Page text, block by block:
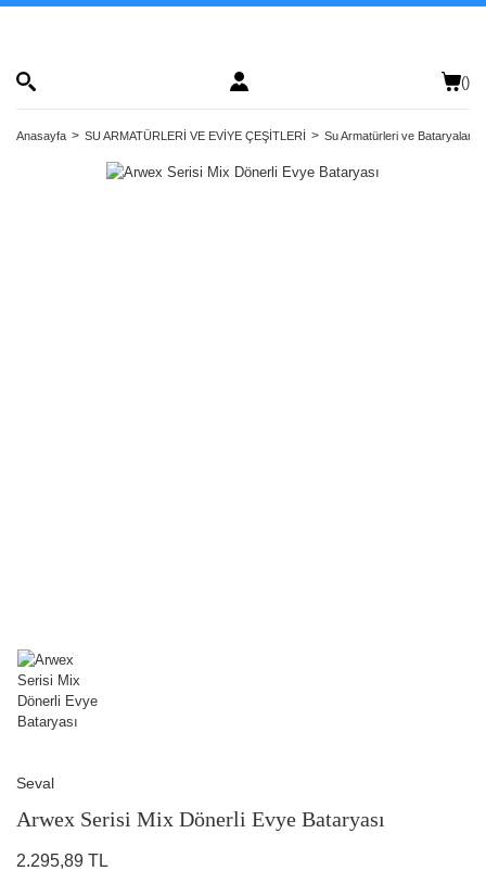
()
Anasayfa SU ARMATÜRLERİ VE EVİYE ÇEŞİTLERİ Su Armatürleri ve Bataryalar
Seval
Arwex Serisi Mix Dönerli Evye Bataryası
2.295,89 TL